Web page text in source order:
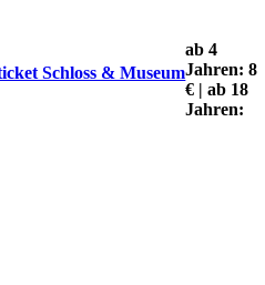
Schloss & Museum
ab 4
Jahren: 8
€ | ab 18
Jahren: